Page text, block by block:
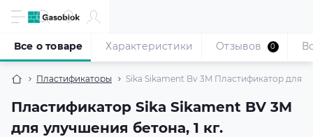
Пластификаторы Sika Sikament Bv 3M Пластификатор для
Пластификатор Sika Sikament BV 3M
для улучшения бетона, 1 кг.
Все о товаре Характеристики Отзывов 0